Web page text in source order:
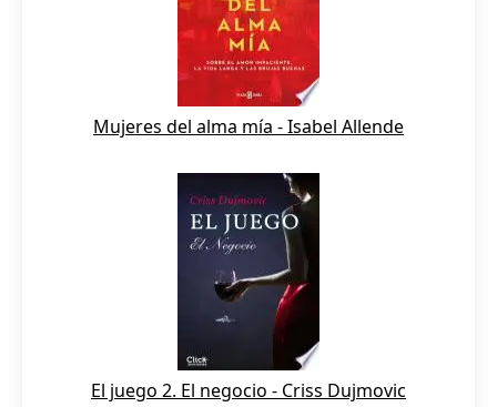
Mujeres del alma mía - Isabel Allende
El juego 2. El negocio - Criss Dujmovic